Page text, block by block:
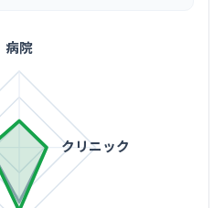
病院
クリニック